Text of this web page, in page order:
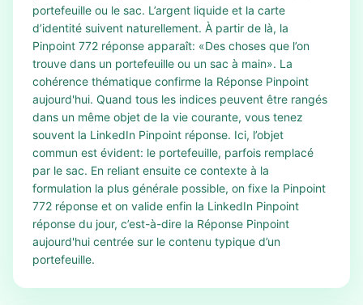
portefeuille ou le sac. L’argent liquide et la carte
d’identité suivent naturellement. À partir de là, la
Pinpoint 772 réponse apparaît: «Des choses que l’on
trouve dans un portefeuille ou un sac à main». La
cohérence thématique confirme la Réponse Pinpoint
aujourd'hui. Quand tous les indices peuvent être rangés
dans un même objet de la vie courante, vous tenez
souvent la LinkedIn Pinpoint réponse. Ici, l’objet
commun est évident: le portefeuille, parfois remplacé
par le sac. En reliant ensuite ce contexte à la
formulation la plus générale possible, on fixe la Pinpoint
772 réponse et on valide enfin la LinkedIn Pinpoint
réponse du jour, c’est-à-dire la Réponse Pinpoint
aujourd'hui centrée sur le contenu typique d’un
portefeuille.